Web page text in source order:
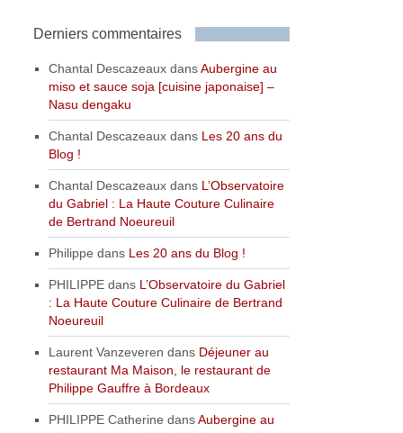
Derniers commentaires
Chantal Descazeaux dansAubergine au
miso et sauce soja [cuisine japonaise] –
Nasu dengaku
Chantal Descazeaux dans Les 20 ans du
Blog !
Chantal Descazeaux dans L’Observatoire
du Gabriel : La Haute Couture Culinaire
de Bertrand Noeureuil
Philippe dans Les 20 ans du Blog !
PHILIPPE dans L’Observatoire du Gabriel
: La Haute Couture Culinaire de Bertrand
Noeureuil
Laurent Vanzeveren dans Déjeuner au
restaurant Ma Maison, le restaurant de
Philippe Gauffre à Bordeaux
PHILIPPE Catherine dansAubergine au